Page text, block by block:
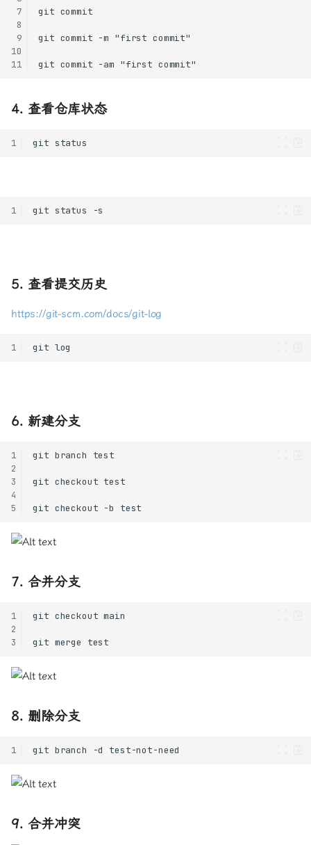
7
8
9
10
11
4. 查看仓库状态
1
1
5. 查看提交历史
https://git-scm.com/docs/git-log
1
6. 新建分支
1
2
3
4
5
7. 合并分支
1
2
3
8. 删除分支
1
9. 合并冲突